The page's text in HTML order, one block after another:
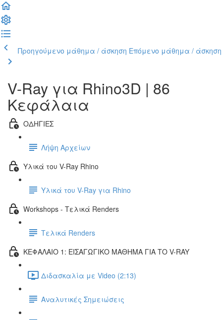
Προηγούμενο μάθημα / άσκηση Επόμενο μάθημα / άσκηση
V-Ray για Rhino3D | 86
Κεφάλαια
ΟΔΗΓΙΕΣ
Λήψη Αρχείων
Υλικά του V-Ray Rhino
Υλικά του V-Ray για Rhino
Workshops - Τελικά Renders
Τελικά Renders
ΚΕΦΑΛΑΙΟ 1: ΕΙΣΑΓΩΓΙΚΟ ΜΑΘΗΜΑ ΓΙΑ ΤΟ V-RAY
Διδασκαλία με Video (2:13)
Αναλυτικές Σημειώσεις